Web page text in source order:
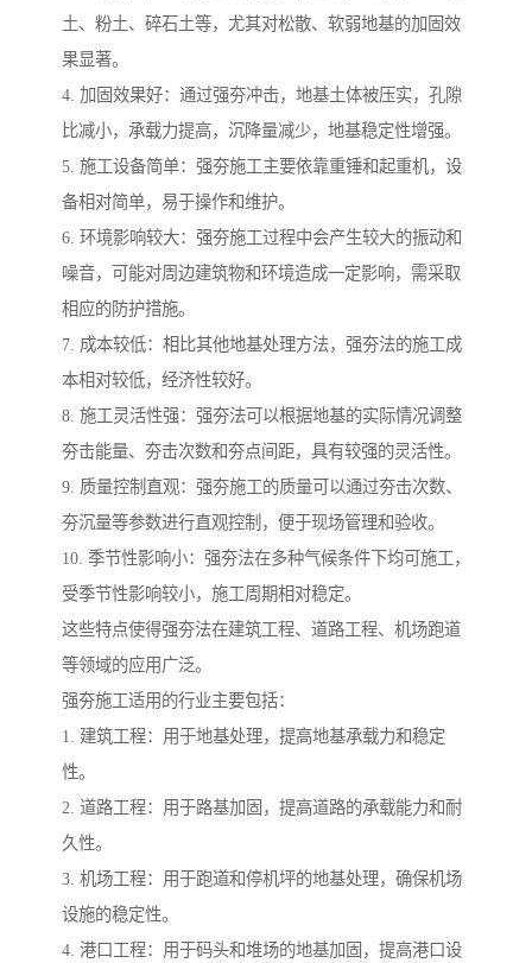
土、粉土、碎石土等，尤其对松散、软弱地基的加固效
果显著。
4. 加固效果好：通过强夯冲击，地基土体被压实，孔隙
比减小，承载力提高，沉降量减少，地基稳定性增强。
5. 施工设备简单：强夯施工主要依靠重锤和起重机，设
备相对简单，易于操作和维护。
6. 环境影响较大：强夯施工过程中会产生较大的振动和
噪音，可能对周边建筑物和环境造成一定影响，需采取
相应的防护措施。
7. 成本较低：相比其他地基处理方法，强夯法的施工成
本相对较低，经济性较好。
8. 施工灵活性强：强夯法可以根据地基的实际情况调整
夯击能量、夯击次数和夯点间距，具有较强的灵活性。
9. 质量控制直观：强夯施工的质量可以通过夯击次数、
夯沉量等参数进行直观控制，便于现场管理和验收。
10. 季节性影响小：强夯法在多种气候条件下均可施工，
受季节性影响较小，施工周期相对稳定。
这些特点使得强夯法在建筑工程、道路工程、机场跑道
等领域的应用广泛。
强夯施工适用的行业主要包括：
1. 建筑工程：用于地基处理，提高地基承载力和稳定
性。
2. 道路工程：用于路基加固，提高道路的承载能力和耐
久性。
3. 机场工程：用于跑道和停机坪的地基处理，确保机场
设施的稳定性。
4. 港口工程：用于码头和堆场的地基加固，提高港口设